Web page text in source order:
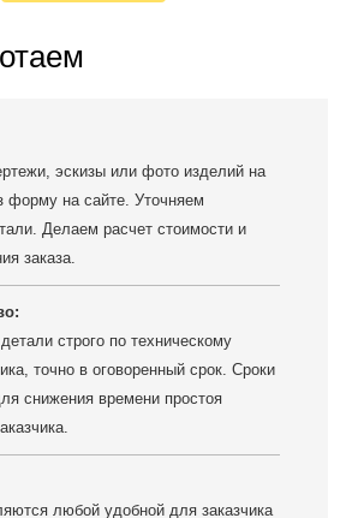
эскизы или фото изделий на
форму на сайте. Уточняем
Делаем расчет стоимости и
заказа.
строго по техническому
точно в оговоренный срок. Сроки
снижения времени простоя
любой удобной для заказчика